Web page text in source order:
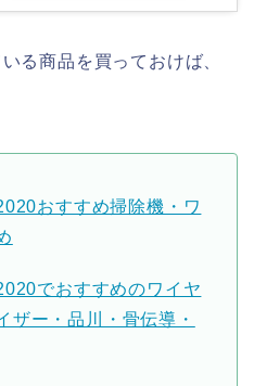
る商品を買っておけば、
おすすめ掃除機・ワ
でおすすめのワイヤ
ザー・品川・骨伝導・